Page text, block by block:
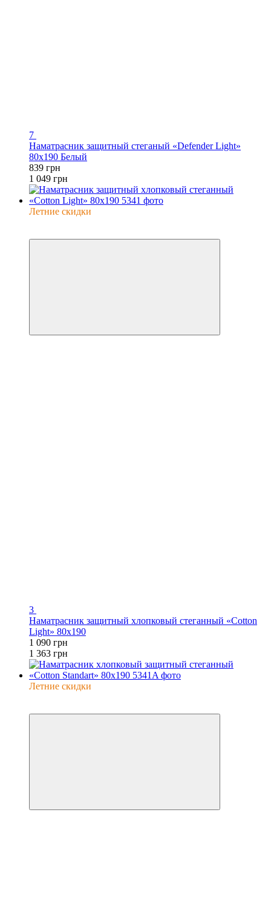
7
Наматрасник защитный стеганый «Defender Light»
80x190 Белый
839 грн
1 049 грн
Летние скидки
3
Наматрасник защитный хлопковый стеганный «Cotton
Light» 80х190
1 090 грн
1 363 грн
Летние скидки